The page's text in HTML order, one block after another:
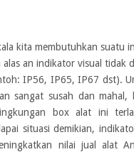
kita membutuhkan suatu
alas an indikator visual tidak
IP56, IP65, IP67 dst).
sangat susah dan
box alat ini
situasi demikian,
nilai jual alat